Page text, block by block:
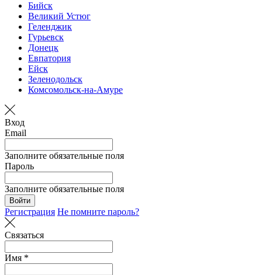
Бийск
Великий Устюг
Геленджик
Гурьевск
Донецк
Евпатория
Ейск
Зеленодольск
Комсомольск-на-Амуре
Вход
Email
Заполните обязательные поля
Пароль
Заполните обязательные поля
Войти
Регистрация Не помните пароль?
Связаться
Имя *